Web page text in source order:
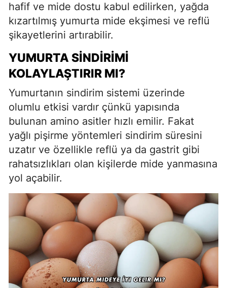
hafif ve mide dostu kabul edilirken, yağda
kızartılmış yumurta mide ekşimesi ve reflü
şikayetlerini artırabilir.
YUMURTA SINDIRIMI
KOLAYLAŞTIRIR MI?
Yumurtanın sindirim sistemi üzerinde
olumlu etkisi vardır çünkü yapısında
bulunan amino asitler hızlı emilir. Fakat
yağlı pişirme yöntemleri sindirim süresini
uzatır ve özellikle reflü ya da gastrit gibi
rahatsızlıkları olan kişilerde mide yanmasına
yol açabilir.